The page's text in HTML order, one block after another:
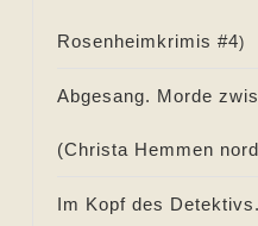
Rosenheimkrimis #4)
Abgesang. Morde
(Christa Hemmen
Im Kopf des